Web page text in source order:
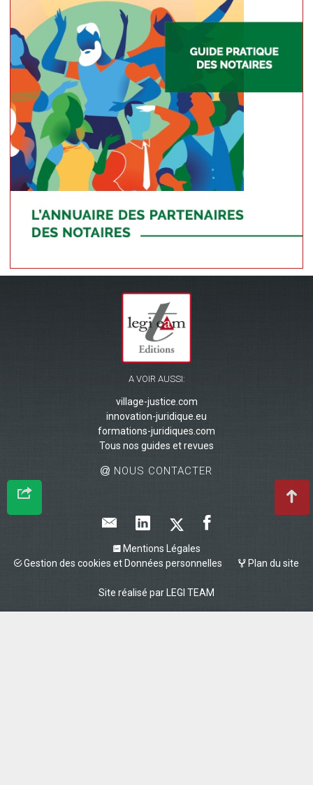
A VOIR AUSSI:
village-justice.com
innovation-juridique.eu
formations-juridiques.com
Tous nos guides et revues
NOUS CONTACTER
Mentions Légales
Gestion des cookies et Données personnelles
Plan du site
Site réalisé par LEGI TEAM